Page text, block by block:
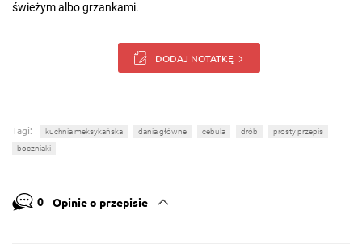
świeżym albo grzankami.
DODAJ NOTATKĘ
Tagi: kuchnia meksykańska dania główne cebula drób
prosty przepis
boczniaki
0 Opinie o przepisie